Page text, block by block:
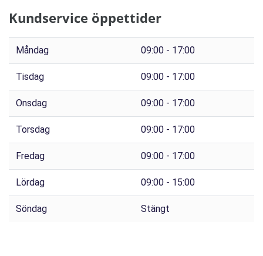
Kundservice öppettider
Måndag 09:00 - 17:00
Tisdag 09:00 - 17:00
Onsdag 09:00 - 17:00
Torsdag 09:00 - 17:00
Fredag 09:00 - 17:00
Lördag 09:00 - 15:00
Söndag Stängt